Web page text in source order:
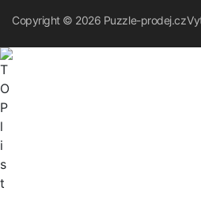
Copyright © 2026 Puzzle-prodej.cz